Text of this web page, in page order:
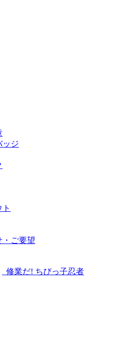
ッジ
・ご要望
修業だ! ちびっ子忍者